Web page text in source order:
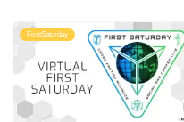
FirstSaturday